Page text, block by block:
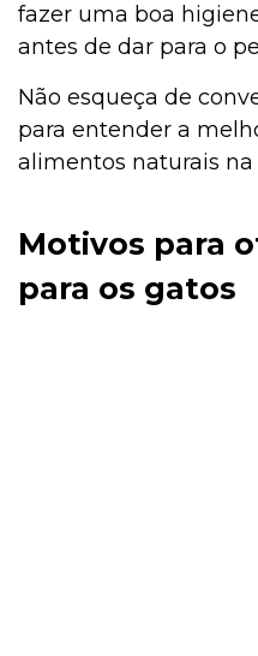
fazer uma boa
antes de dar para o
Não esqueça de
para entender a
alimentos naturais
Motivos para
para os gatos